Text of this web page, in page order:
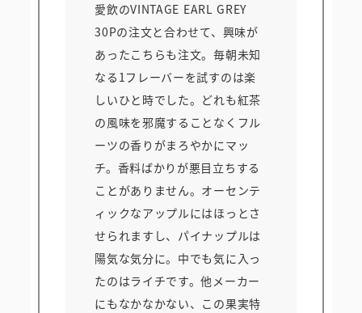
愛飲のVINTAGE EARL GREY
30Pの注文と合わせて、興味が
あったこちらも注文。毎朝未知
なる1フレーバーを試すのは楽
しいひと時でした。どれも紅茶
の風味を邪魔することなくフル
ーツの香りがまろやかにマッ
チ。香料ばかりが悪目立ちする
ことがありません。オーセンテ
ィックなアップルにはほっとさ
せられますし、パイナップルは
陽気な気分に。中でも気に入っ
たのはライチです。他メーカー
にもなかなかない、この果実特